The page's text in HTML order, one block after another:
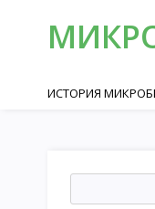
ИСТОРИЯ
МИКОПЛАЗМЫ